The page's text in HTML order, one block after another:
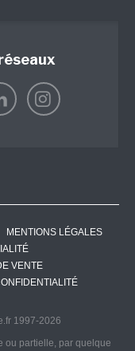
MENTIONS LÉGALES
VENTE
1997-2026
ou partielle, par quelque